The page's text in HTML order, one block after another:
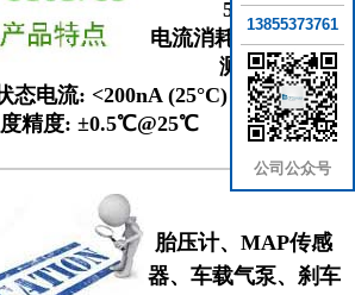
5.5V
电流消耗: 5uA(一次
测量)
态电流: <200nA (25°C)
精度: ±0.5℃@25℃
胎压计、MAP传感
器、车载气泵、刹车
13855373761
公司公众号